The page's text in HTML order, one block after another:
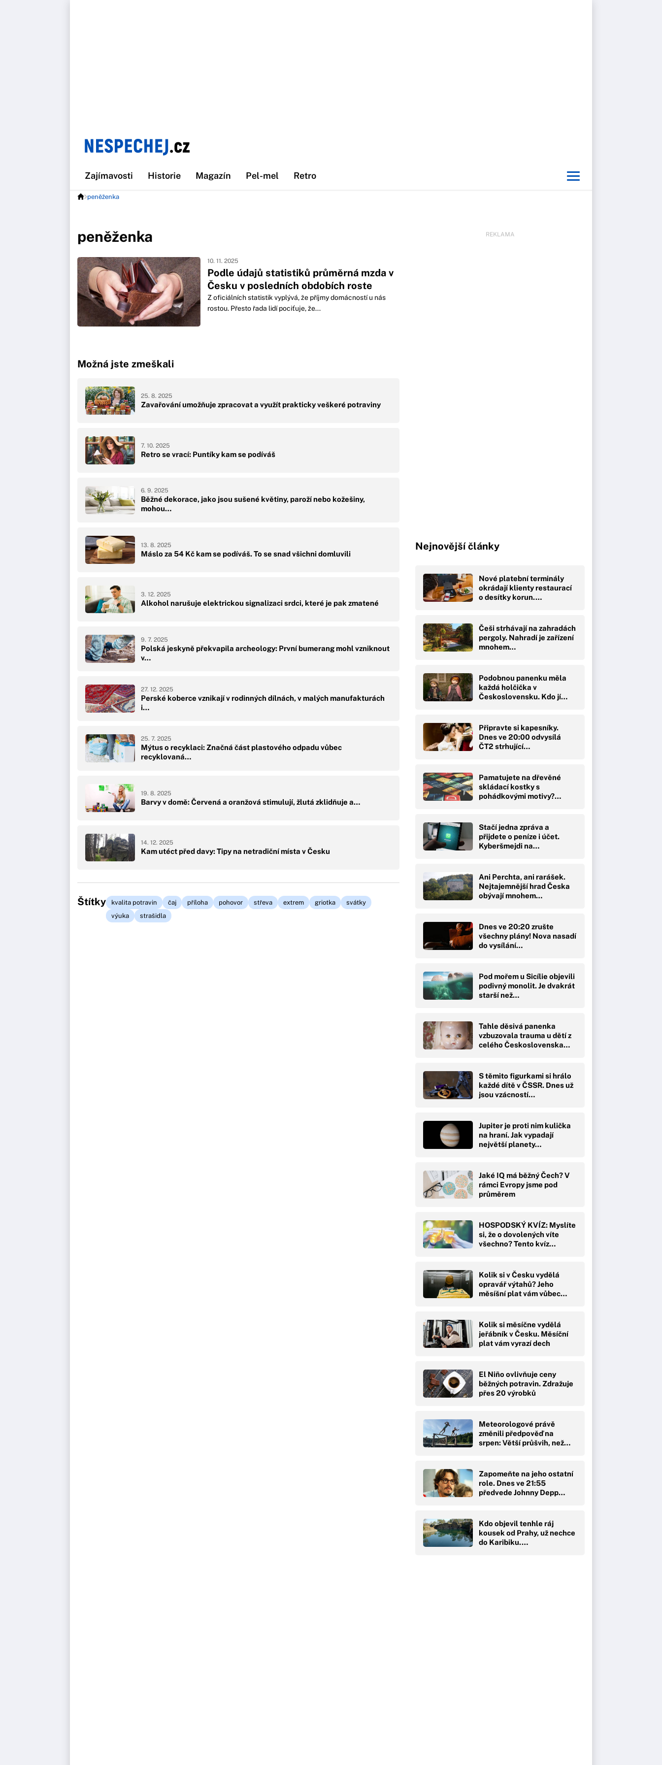
Zajímavosti Historie Magazín Pel-mel Retro
peněženka
peněženka
Podle údajů statistiků průměrná mzda v
Česku v posledních obdobích roste
10. 11. 2025
Z oficiálních statistik vyplývá, že příjmy domácností u nás
rostou. Přesto řada lidí pociťuje, že...
Možná jste zmeškali
Zavařování umožňuje zpracovat a využít prakticky veškeré potraviny
25. 8. 2025
Retro se vrací: Puntíky kam se podíváš
7. 10. 2025
Běžné dekorace, jako jsou sušené květiny, paroží nebo kožešiny,
mohou…
6. 9. 2025
Máslo za 54 Kč kam se podíváš. To se snad všichni domluvili
13. 8. 2025
Alkohol narušuje elektrickou signalizaci srdci, které je pak zmatené
3. 12. 2025
Polská jeskyně překvapila archeology: První bumerang mohl vzniknout
v…
9. 7. 2025
Perské koberce vznikají v rodinných dílnách, v malých manufakturách
i…
27. 12. 2025
Mýtus o recyklaci: Značná část plastového odpadu vůbec
recyklovaná…
25. 7. 2025
Barvy v domě: Červená a oranžová stimulují, žlutá zklidňuje a…
19. 8. 2025
Kam utéct před davy: Tipy na netradiční místa v Česku
14. 12. 2025
Štítky kvalita potravin čaj příloha pohovor střeva extrem griotka
svátky
výuka
strašidla
REKLAMA
Nejnovější články
Nové platební terminály
okrádají klienty restaurací
o desítky korun.…
Češi strhávají na zahradách
pergoly. Nahradí je zařízení
mnohem…
Podobnou panenku měla
každá holčička v
Československu. Kdo jí…
Připravte si kapesníky.
Dnes ve 20:00 odvysílá
ČT2 strhující…
Pamatujete na dřevěné
skládací kostky s
pohádkovými motivy?…
Stačí jedna zpráva a
přijdete o peníze i účet.
Kyberšmejdi na…
Ani Perchta, ani rarášek.
Nejtajemnější hrad Česka
obývají mnohem…
Dnes ve 20:20 zrušte
všechny plány! Nova nasadí
do vysílání…
Pod mořem u Sicílie objevili
podivný monolit. Je dvakrát
starší než…
Tahle děsivá panenka
vzbuzovala trauma u dětí z
celého Československa…
S těmito figurkami si hrálo
každé dítě v ČSSR. Dnes už
jsou vzácností…
Jupiter je proti nim kulička
na hraní. Jak vypadají
největší planety…
Jaké IQ má běžný Čech? V
rámci Evropy jsme pod
průměrem
HOSPODSKÝ KVÍZ: Myslíte
si, že o dovolených víte
všechno? Tento kvíz…
Kolik si v Česku vydělá
opravář výtahů? Jeho
měsíšní plat vám vůbec…
Kolik si měsíčne vydělá
jeřábník v Česku. Měsíční
plat vám vyrazí dech
El Niño ovlivňuje ceny
běžných potravin. Zdražuje
přes 20 výrobků
Meteorologové právě
změnili předpověď na
srpen: Větší průšvih, než…
Zapomeňte na jeho ostatní
role. Dnes ve 21:55
předvede Johnny Depp…
Kdo objevil tenhle ráj
kousek od Prahy, už nechce
do Karibiku.…